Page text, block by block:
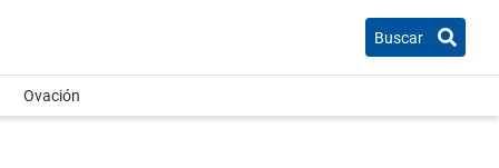
Buscar
Ovación